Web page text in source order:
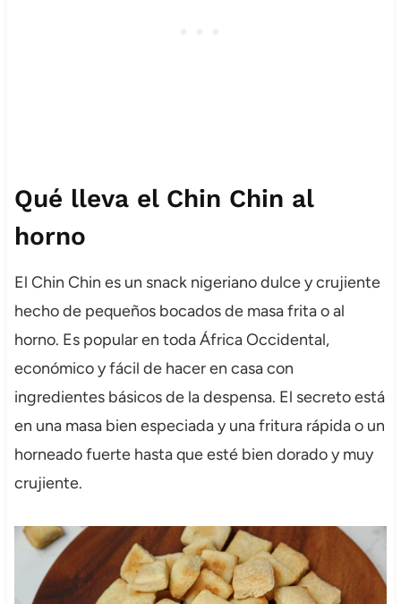
Qué lleva el Chin Chin al
horno
El Chin Chin es un snack nigeriano dulce y crujiente
hecho de pequeños bocados de masa frita o al
horno. Es popular en toda África Occidental,
económico y fácil de hacer en casa con
ingredientes básicos de la despensa. El secreto está
en una masa bien especiada y una fritura rápida o un
horneado fuerte hasta que esté bien dorado y muy
crujiente.